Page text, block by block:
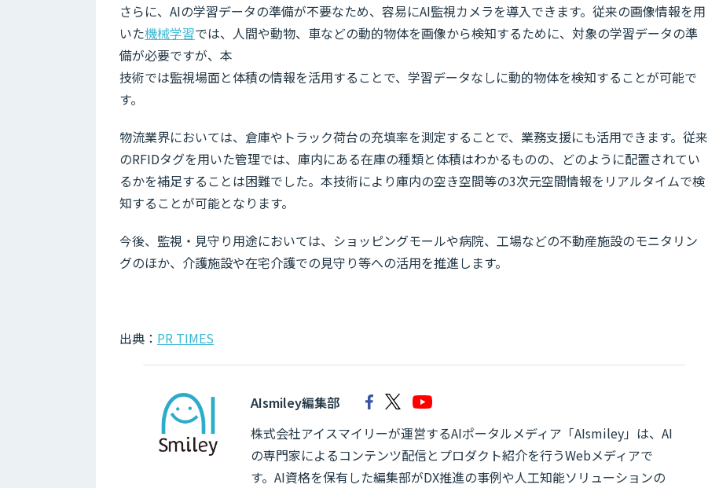
さらに、AIの学習データの準備が不要なため、容易にAI監視カメラを導入できます。従来の画像情報を用
いた機械学習では、人間や動物、車などの動的物体を画像から検知するために、対象の学習データの準
備が必要ですが、本
技術では監視場面と体積の情報を活用することで、学習データなしに動的物体を検知することが可能で
す。
物流業界においては、倉庫やトラック荷台の充填率を測定することで、業務支援にも活用できます。従来
のRFIDタグを用いた管理では、庫内にある在庫の種類と体積はわかるものの、どのように配置されてい
るかを補足することは困難でした。本技術により庫内の空き空間等の3次元空間情報をリアルタイムで検
知することが可能となります。
今後、監視・見守り用途においては、ショッピングモールや病院、工場などの不動産施設のモニタリン
グのほか、介護施設や在宅介護での見守り等への活用を推進します。
出典： PR TIMES
AIsmiley編集部
株式会社アイスマイリーが運営するAIポータルメディア「AIsmiley」は、AI
の専門家によるコンテンツ配信とプロダクト紹介を行うWebメディアで
す。AI資格を保有した編集部がDX推進の事例や人工知能ソリューションの